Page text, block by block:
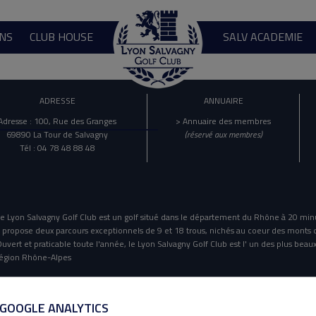
CLUB HOUSE SALV ACADEMIE
ADRESSE
: 100, Rue des Granges
69890 La Tour de Salvagny
Tél : 04 78 48 88 48
ANNUAIRE
> Annuaire des membres
(réservé aux membres)
Lyon Salvagny Golf Club est un golf situé dans le département du Rhône à 20
propose deux parcours exceptionnels de 9 et 18 trous, nichés au coeur des monts
et praticable toute l'année, le Lyon Salvagny Golf Club est l' un des plus
Rhône-Alpes
ANALYTICS